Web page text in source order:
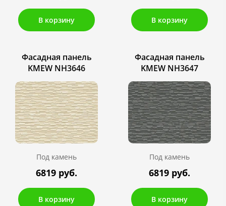
В корзину В корзину
Фасадная панель
KMEW NH3646
Под камень
6819 руб.
В корзину
Фасадная панель
KMEW NH3647
Под камень
6819 руб.
В корзину